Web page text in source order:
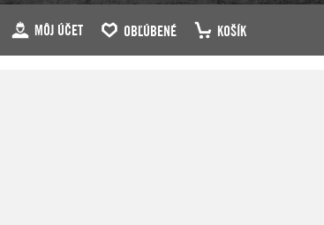
MÔJ ÚČET OBĽÚBENÉ KOŠÍK